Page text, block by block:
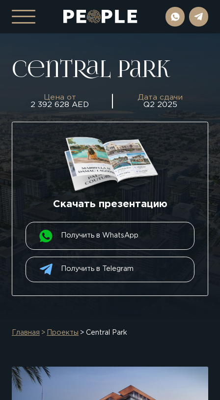
Central Park
Цена от
2 392 628 AED
Дата сдачи
Q2 2025
Скачать презентацию
Получить в WhatsApp
Получить в Telegram
Главная Проекты Central Park